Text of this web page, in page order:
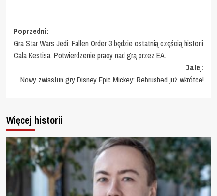
Zobacz
wpisy
Poprzedni:
Gra Star Wars Jedi: Fallen Order 3 będzie ostatnią częścią historii
Cala Kestisa. Potwierdzenie pracy nad grą przez EA.
Dalej:
Nowy zwiastun gry Disney Epic Mickey: Rebrushed już wkrótce!
Więcej historii